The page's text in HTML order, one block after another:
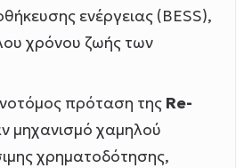
ενέργειας (BESS),
χρόνου ζωής των
πρόταση της Re-
μηχανισμό χαμηλού
χρηματοδότησης,